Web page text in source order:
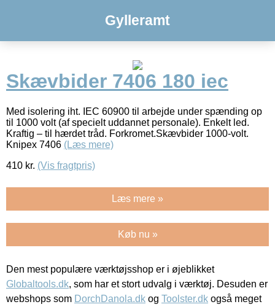
Gylleramt
Skævbider 7406 180 iec
Med isolering iht. IEC 60900 til arbejde under spænding op
til 1000 volt (af specielt uddannet personale). Enkelt led.
Kraftig – til hærdet tråd. Forkromet.Skævbider 1000-volt.
Knipex 7406 (Læs mere)
410 kr. (Vis fragtpris)
Læs mere »
Køb nu »
Den mest populære værktøjsshop er i øjeblikket
Globaltools.dk, som har et stort udvalg i værktøj. Desuden er
webshops som DorchDanola.dk og Toolster.dk også meget